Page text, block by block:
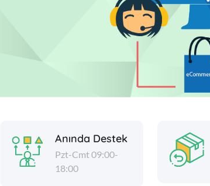
Anında Destek
Pzt-Cmt 09:00-
18:00